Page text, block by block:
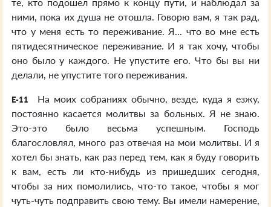
ними, пока их душа не отошла. Говорю вам, я так рад,
что у меня есть то переживание. Я... что во мне есть
пятидесятническое переживание. И я так хочу, чтобы
оно было у каждого. Не упустите его. Что бы вы ни
делали, не упустите того переживания.
E-11
На моих собраниях обычно, везде, куда я езжу,
постоянно касается молитвы за больных. Я не знаю.
Это-это было весьма успешным. Господь
благословлял, много раз отвечая на мои молитвы. И я
хотел бы знать, как раз перед тем, как я буду говорить
к вам, есть ли кто-нибудь из пришедших сегодня,
чтобы за них помолились, что-то такое, чтобы я мог
чуть-чуть подправить свою тему. Вы имели намерение,